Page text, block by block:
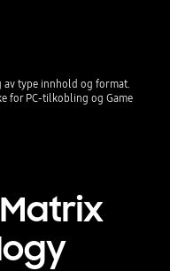
av type innhold og format.
for PC-tilkobling og Game